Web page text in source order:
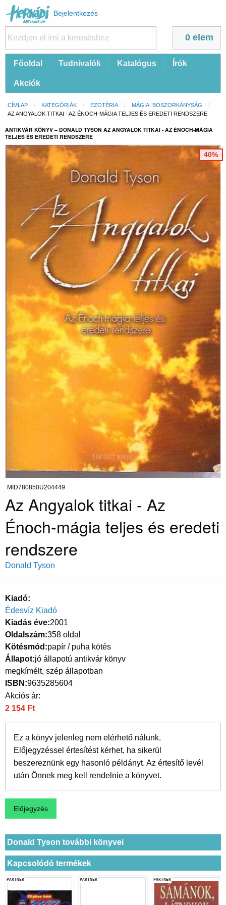
Felhasználói
fiók
menüje
Bejelentkezés
0 elem
FőFőoldal Tudnivalók Katalógus Írók
Akciók
Morzsa
CÍMLAP KATEGÓRIÁK EZOTÉRIA
MÁGIA, BOSZORKÁNYSÁG
CURRENT:
AZ ANGYALOK TITKAI - AZ ÉNOCH-MÁGIA TELJES ÉS EREDETI RENDSZERE
ANTIKVÁR KÖNYV – DONALD TYSON AZ ANGYALOK TITKAI - AZ ÉNOCH-MÁGIA
TELJES ÉS EREDETI RENDSZERE
40%
MID780850U204449
Az Angyalok titkai - Az
Énoch-mágia teljes és eredeti
rendszere
Donald Tyson
Kiadó
Édesvíz Kiadó
Kiadás éve 2001
Oldalszám 358 oldal
Kötésmód papír / puha kötés
Állapot jó állapotú antikvár könyv
megkímélt, szép állapotban
ISBN 9635285604
Akciós ár:
2 154 Ft
Ez a könyv jelenleg nem elérhető nálunk.
Előjegyzéssel értesítést kérhet, ha sikerül
beszereznünk egy hasonló példányt. Az értesítő levél
után Önnek meg kell rendelnie a könyvet.
Donald Tyson további könyvei
Kapcsolódó termékek
PARTNER PARTNER PARTNER